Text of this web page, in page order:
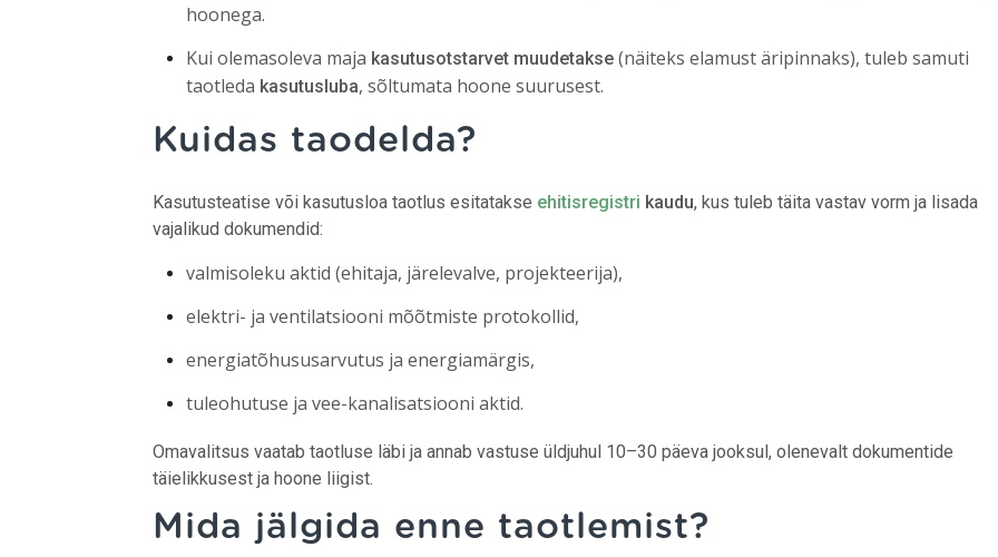
hoonega.
Kui olemasoleva maja kasutusotstarvet muudetakse (näiteks elamust äripinnaks), tuleb samuti
taotleda kasutusluba, sõltumata hoone suurusest.
Kuidas taodelda?
Kasutusteatise või kasutusloa taotlus esitatakse ehitisregistri kaudu, kus tuleb täita vastav vorm ja lisada
vajalikud dokumendid:
valmisoleku aktid (ehitaja, järelevalve, projekteerija),
elektri- ja ventilatsiooni mõõtmiste protokollid,
energiatõhususarvutus ja energiamärgis,
tuleohutuse ja vee-kanalisatsiooni aktid.
Omavalitsus vaatab taotluse läbi ja annab vastuse üldjuhul 10–30 päeva jooksul, olenevalt dokumentide
täielikkusest ja hoone liigist.
Mida jälgida enne taotlemist?